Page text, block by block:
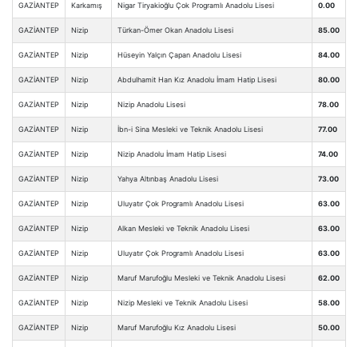
GAZİANTEP Karkamış Nigar Tiryakioğlu Çok Programlı Anadolu Lisesi 0.00
GAZİANTEP Nizip Türkan-Ömer Okan Anadolu Lisesi 85.00
GAZİANTEP Nizip Hüseyin Yalçın Çapan Anadolu Lisesi 84.00
GAZİANTEP Nizip Abdulhamit Han Kız Anadolu İmam Hatip Lisesi 80.00
GAZİANTEP Nizip Nizip Anadolu Lisesi 78.00
GAZİANTEP Nizip İbn-i Sina Mesleki ve Teknik Anadolu Lisesi 77.00
GAZİANTEP Nizip Nizip Anadolu İmam Hatip Lisesi 74.00
GAZİANTEP Nizip Yahya Altınbaş Anadolu Lisesi 73.00
GAZİANTEP Nizip Uluyatır Çok Programlı Anadolu Lisesi 63.00
GAZİANTEP Nizip Alkan Mesleki ve Teknik Anadolu Lisesi 63.00
GAZİANTEP Nizip Uluyatır Çok Programlı Anadolu Lisesi 63.00
GAZİANTEP Nizip Maruf Marufoğlu Mesleki ve Teknik Anadolu Lisesi 62.00
GAZİANTEP Nizip Nizip Mesleki ve Teknik Anadolu Lisesi 58.00
GAZİANTEP Nizip Maruf Marufoğlu Kız Anadolu Lisesi 50.00